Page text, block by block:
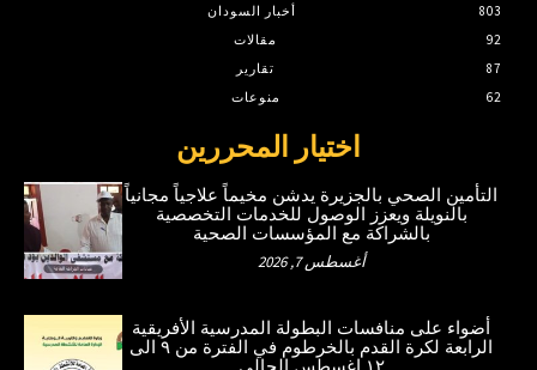
أخبار السودان
803
مقالات
92
تقارير
87
منوعات
62
اختيار المحررين
التأمين الصحي بالجزيرة يدشن مخيماً علاجياً مجانياً
بالنويلة ويعزز الوصول للخدمات التخصصية
بالشراكة مع المؤسسات الصحية
أغسطس 7, 2026
أضواء على منافسات البطولة المدرسية الأفريقية
الرابعة لكرة القدم بالخرطوم في الفترة من ٩ الى